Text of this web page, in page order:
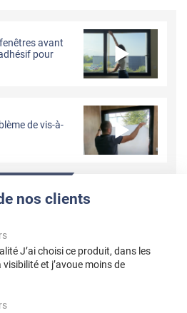
avant
pour
de vis-à-
nos clients
J’ai choisi ce produit, dans les
et j’avoue moins de